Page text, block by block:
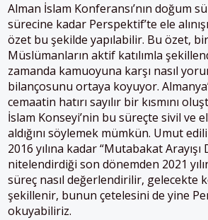
Alman İslam Konferansı’nın doğum
sürecine kadar Perspektif’te ele
özet bu şekilde yapılabilir. Bu özet,
Müslümanların aktif katılımla
zamanda kamuoyuna karşı nasıl
bilançosunu ortaya koyuyor.
cemaatin hatırı sayılır bir kısmını
İslam Konseyi’nin bu süreçte sivil ve
aldığını söylemek mümkün. Umut
2016 yılına kadar “Mutabakat
nitelendirdiği son dönemden 2021
süreç nasıl değerlendirilir, gelecekte
şekillenir, bunun çetelesini de yine
okuyabiliriz.